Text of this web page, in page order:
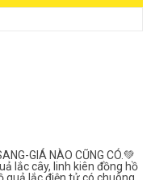
GIÁ NÀO CŨNG CÓ.💚
lắc cây, linh kiên đồng hồ